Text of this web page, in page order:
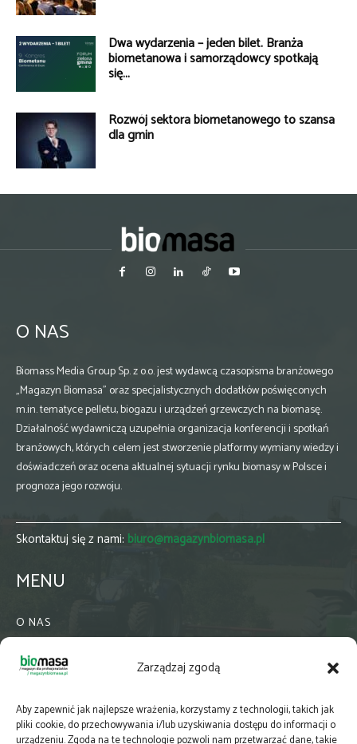
Zarządzaj zgodą
Aby zapewnić jak najlepsze wrażenia, korzystamy z technologii, takich jak
pliki cookie, do przechowywania i/lub uzyskiwania dostępu do informacji o
urządzeniu. Zgoda na te technologie pozwoli nam przetwarzać dane, takie
Dwa wydarzenia – jeden bilet. Branża
biometanowa i samorządowcy spotkają
się...
Rozwój sektora biometanowego to szansa
dla gmin
O NAS
Biomass Media Group Sp. z o.o. jest wydawcą czasopisma branżowego
„Magazyn Biomasa” oraz specjalistycznych dodatków poświęconych
m.in. tematyce pelletu, biogazu i urządzeń grzewczych na biomasę.
Działalność wydawniczą uzupełnia organizacja konferencji i spotkań
branżowych, których celem jest stworzenie platformy wymiany wiedzy i
doświadczeń oraz ocena aktualnej sytuacji rynku biomasy w Polsce i
prognoza jego rozwoju.
Skontaktuj się z nami: biuro@magazynbiomasa.pl
MENU
O NAS
WSPÓŁPRACA
PRENUMERATA